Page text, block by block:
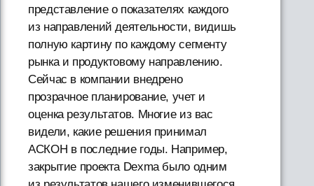
представление о показателях каждого
из направлений деятельности, видишь
полную картину по каждому сегменту
рынка и продуктовому направлению.
Сейчас в компании внедрено
прозрачное планирование, учет и
оценка результатов. Многие из вас
видели, какие решения принимал
АСКОН в последние годы. Например,
закрытие проекта Dexma было одним